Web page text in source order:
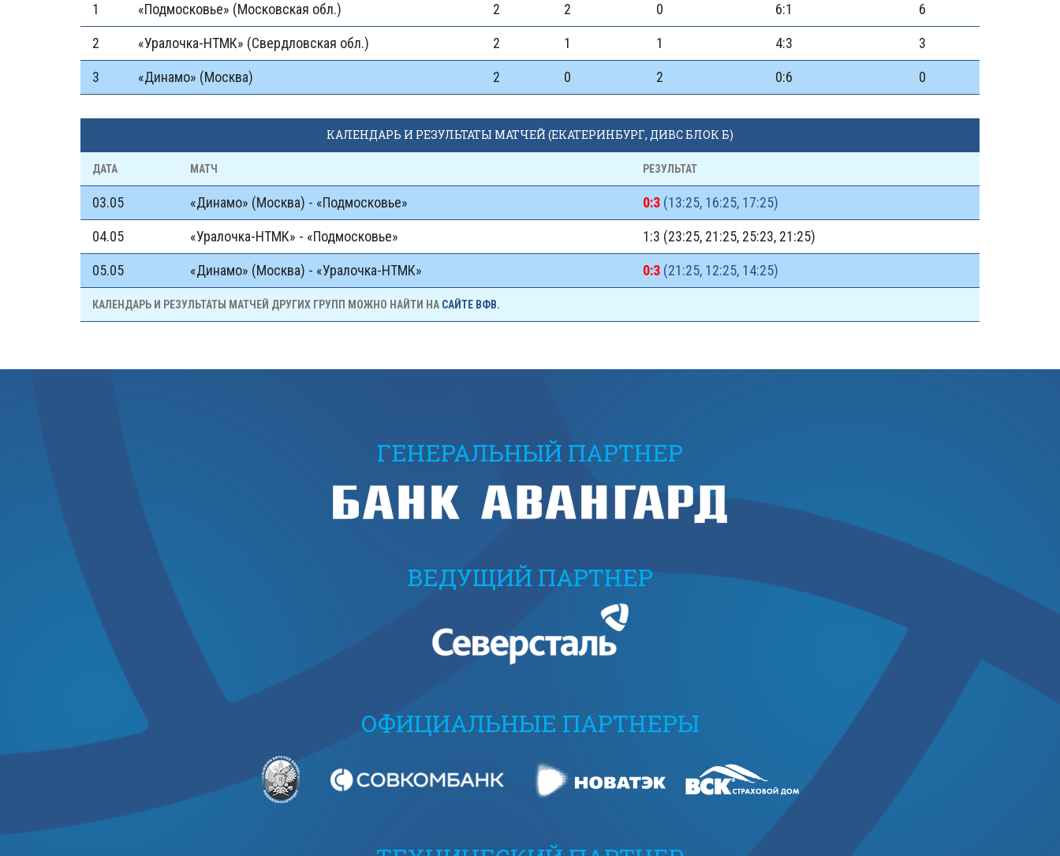
1 «Подмосковье» (Московская обл.) 2 2 0 6:1 6
2 «Уралочка-НТМК» (Свердловская обл.) 2 1 1 4:3 3
3 «Динамо» (Москва) 2 0 2 0:6 0
КАЛЕНДАРЬ И РЕЗУЛЬТАТЫ МАТЧЕЙ (ЕКАТЕРИНБУРГ, ДИВС БЛОК Б)
ДАТА МАТЧ РЕЗУЛЬТАТ
03.05 «Динамо» (Москва) - «Подмосковье» 0:3 (13:25, 16:25, 17:25)
04.05 «Уралочка-НТМК» - «Подмосковье» 1:3 (23:25, 21:25, 25:23, 21:25)
05.05 «Динамо» (Москва) - «Уралочка-НТМК» 0:3 (21:25, 12:25, 14:25)
КАЛЕНДАРЬ И РЕЗУЛЬТАТЫ МАТЧЕЙ ДРУГИХ ГРУПП МОЖНО НАЙТИ НА САЙТЕ ВФВ.
ГЕНЕРАЛЬНЫЙ ПАРТНЕР
ВЕДУЩИЙ ПАРТНЕР
ОФИЦИАЛЬНЫЕ ПАРТНЕРЫ